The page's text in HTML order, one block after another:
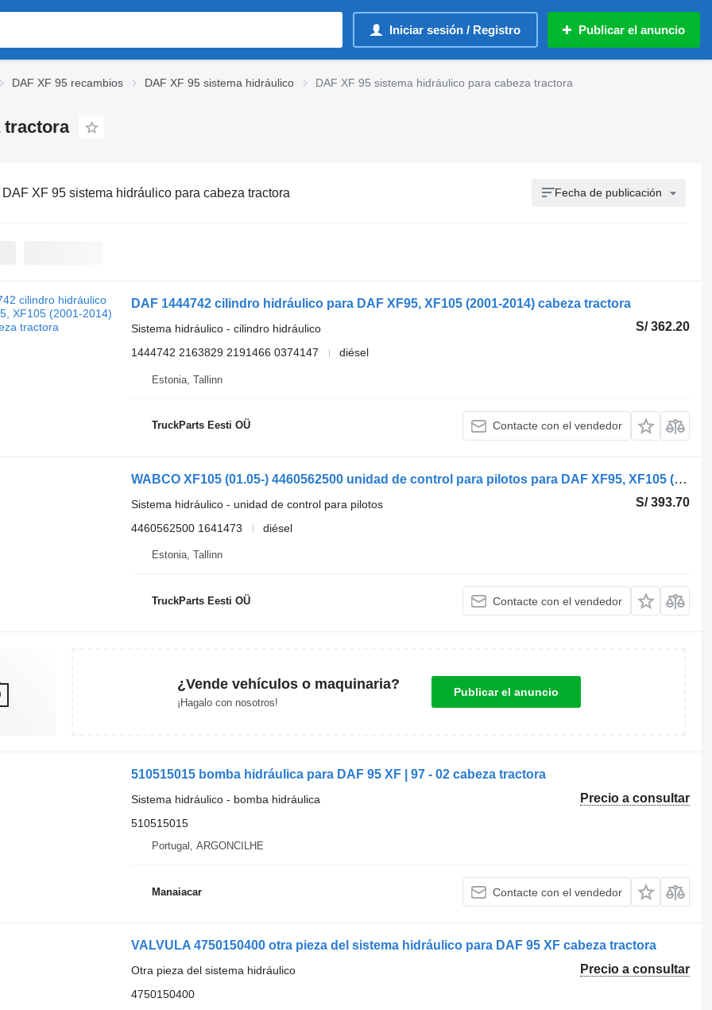
Iniciar sesión / Registro Publicar el anuncio
DAF XF 95 recambios DAF XF 95 sistema hidráulico DAF XF 95 sistema hidráulico para cabeza tractora
tractora
DAF XF 95 sistema hidráulico para cabeza tractora Fecha de publicación
DAF 1444742 cilindro hidráulico para DAF XF95, XF105 (2001-2014) cabeza tractora
S/ 362.20
Sistema hidráulico - cilindro hidráulico
1444742 2163829 2191466 0374147
diésel
Estonia, Tallinn
TruckParts Eesti OÜ Contacte con el vendedor
WABCO XF105 (01.05-) 4460562500 unidad de control para pilotos para DAF XF95, XF105 (2001-2014) cabeza tractora
S/ 393.70
Sistema hidráulico - unidad de control para pilotos
4460562500 1641473
diésel
Estonia, Tallinn
TruckParts Eesti OÜ Contacte con el vendedor
¿Vende vehículos o maquinaria?
¡Hagalo con nosotros!
Publicar el anuncio
510515015 bomba hidráulica para DAF 95 XF | 97 - 02 cabeza tractora
Precio a consultar
Sistema hidráulico - bomba hidráulica
510515015
Portugal, ARGONCILHE
Manaiacar Contacte con el vendedor
VALVULA 4750150400 otra pieza del sistema hidráulico para DAF 95 XF cabeza tractora
Precio a consultar
Otra pieza del sistema hidráulico
4750150400